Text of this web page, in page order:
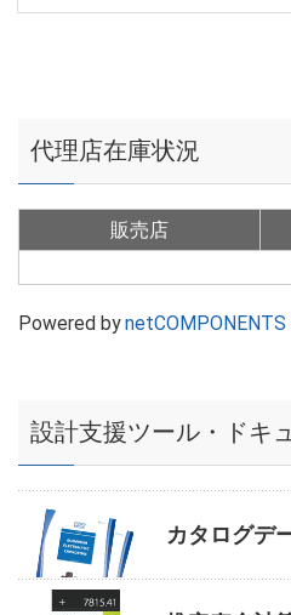
代理店在庫状況
販売店
Powered bynetCOMPONENTS
設計支援ツール・ドキ
カタログデ